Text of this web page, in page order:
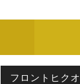
フロントヒクオ